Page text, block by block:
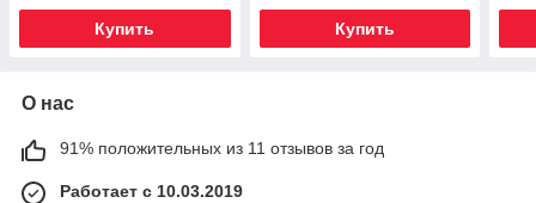
Купить Купить
О нас
91% положительных из 11 отзывов за год
Работает с 10.03.2019